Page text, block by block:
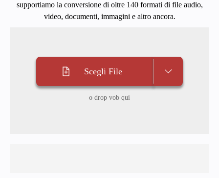
supportiamo la conversione di oltre 140 formati di file audio,
video, documenti, immagini e altro ancora.
Scegli File
o drop vob qui